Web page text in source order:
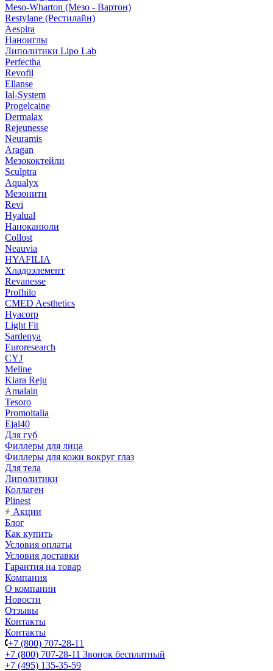
Meso-Wharton (Мезо - Вартон)
Restylane (Рестилайн)
Aespira
Наноиглы
Липолитики Lipo Lab
Perfectha
Revofil
Ellanse
Ial-System
Progelcaine
Dermalax
Rejeunesse
Neuramis
Aragan
Мезококтейли
Sculptra
Aqualyx
Мезонити
Revi
Hyalual
Наноканюли
Collost
Neauvia
HYAFILIA
Хладоэлемент
Revanesse
Profhilo
CMED Aesthetics
Hyacorp
Light Fit
Sardenya
Euroresearch
CYJ
Meline
Kiara Reju
Amalain
Tesoro
Promoitalia
Ejal40
Для губ
Филлеры для лица
Филлеры для кожи вокруг глаз
Для тела
Липолитики
Коллаген
Plinest
Акции
Блог
Как купить
Условия оплаты
Условия доставки
Гарантия на товар
Компания
О компании
Новости
Отзывы
Контакты
Контакты
+7 (800) 707-28-11
+7 (800) 707-28-11 Звонок бесплатный
+7 (495) 135-35-59